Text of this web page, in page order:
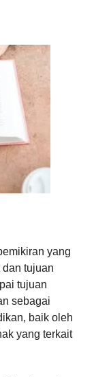
yang
tujuan
tujuan
sebagai
baik oleh
yang terkait